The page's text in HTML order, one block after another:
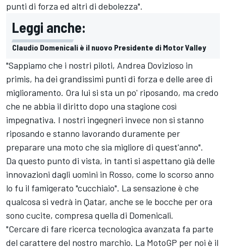
punti di forza ed altri di debolezza".
Leggi anche:
Claudio Domenicali è il nuovo Presidente di Motor Valley
"Sappiamo che i nostri piloti, Andrea Dovizioso in
primis, ha dei grandissimi punti di forza e delle aree di
miglioramento. Ora lui si sta un po' riposando, ma credo
che ne abbia il diritto dopo una stagione così
impegnativa. I nostri ingegneri invece non si stanno
riposando e stanno lavorando duramente per
preparare una moto che sia migliore di quest'anno".
Da questo punto di vista, in tanti si aspettano già delle
innovazioni dagli uomini in Rosso, come lo scorso anno
lo fu il famigerato "cucchiaio". La sensazione è che
qualcosa si vedrà in Qatar, anche se le bocche per ora
sono cucite, compresa quella di Domenicali.
"Cercare di fare ricerca tecnologica avanzata fa parte
del carattere del nostro marchio. La MotoGP per noi è il